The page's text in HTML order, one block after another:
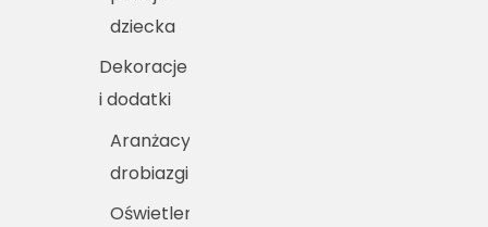
dziecka
Dekoracje
i dodatki
Aranżacyjne
drobiazgi
Oświetlenie